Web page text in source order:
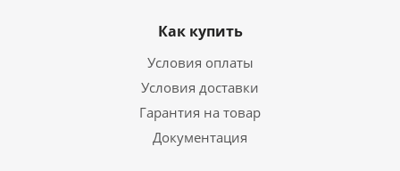
Как купить
Условия оплаты
Условия доставки
Гарантия на товар
Документация